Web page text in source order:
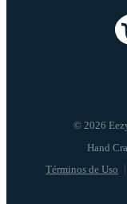
© 2026
Términos de Uso